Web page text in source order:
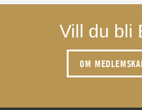
Vill du bli
OM